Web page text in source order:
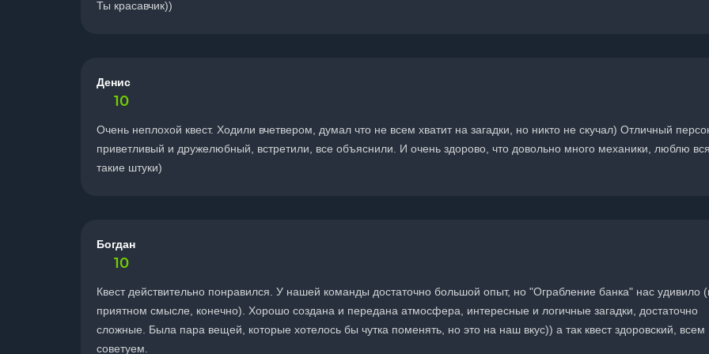
Ты красавчик))
Денис
10
Очень неплохой квест. Ходили вчетвером, думал что не всем хватит на загадки, но никто не скучал) Отличный
приветливый и дружелюбный, встретили, все объяснили. И очень здорово, что довольно много механики, люблю
такие штуки)
Богдан
10
Квест действительно понравился. У нашей команды достаточно большой опыт, но "Ограбление банка" нас удивило
приятном смысле, конечно). Хорошо создана и передана атмосфера, интересные и логичные загадки, достаточно
сложные. Была пара вещей, которые хотелось бы чутка поменять, но это на наш вкус)) а так квест здоровский, всем
советуем.